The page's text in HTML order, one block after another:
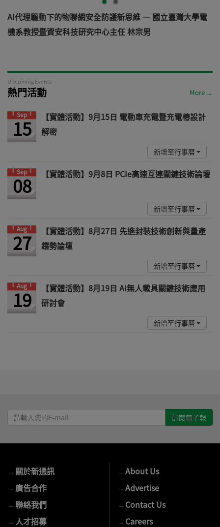
AI代理驅動下的物聯網安全防護新思維 — 國立臺灣大學電
機系教授暨資安科技研究中心主任 林宗男
Upcoming Events
熱門活動 More →
Sep
15
【實體活動】9月15日 電動車充電暨充電樁設計
解密
新增至行事曆
Sep
08 【實體活動】9月8日 PCIe高速互連關鍵技術論壇
新增至行事曆
Aug
27
【實體活動】8月27日 先進封裝技術創新與量產
趨勢論壇
新增至行事曆
Aug
19
【實體活動】8月19日 AI無人載具關鍵技術應用
研討會
新增至行事曆
請
輸
E-
mail
→關於新通訊
→廣告合作
→聯絡我們
→ 人才招募
→About Us
→Advertise
→Contact Us
→Careers